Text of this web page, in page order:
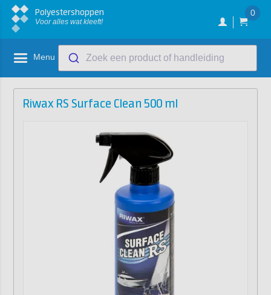
Polyestershoppen
Voor alles wat kleeft!
0
Menu Zoek een product of handleiding
Riwax RS Surface Clean 500 ml